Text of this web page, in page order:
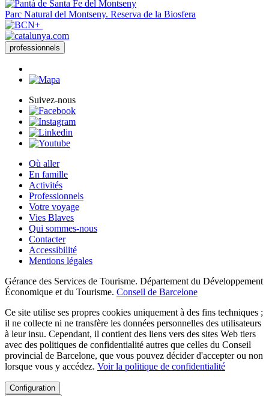
Parc Natural del Montseny. Reserva de la Biosfera
professionnels
Suivez-nous
Où aller
En famille
Activités
Professionnels
Votre voyage
Vies Blaves
Qui sommes-nous
Contacter
Accessibilité
Mentions légales
Gérance des Services de Tourisme. Département du Développement
Économique et du Tourisme. Conseil de Barcelone
Ce site utilise ses propres cookies uniquement à des fins techniques ;
il ne collecte ni ne transfère les données personnelles des utilisateurs
à leur insu. Cependant, il contient des liens vers des sites Web tiers
avec des politiques de confidentialité autres que celles du Conseil
provincial de Barcelone, que vous pouvez décider d'accepter ou non
lorsque vous y accédez. Voir la politique de confidentialité
Configuration